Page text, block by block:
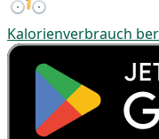
Kalorienverbrauch